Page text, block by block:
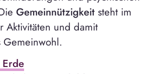
Gemeinnützigkeitsteht im
Aktivitäten und damit